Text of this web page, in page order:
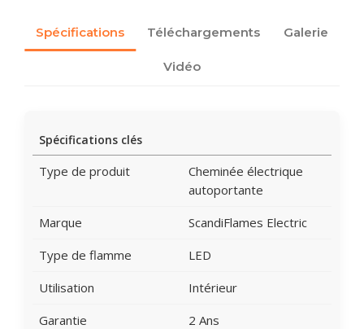
Spécifications Téléchargements Galerie
Vidéo
Spécifications clés
Type de produit
Cheminée électrique
autoportante
Marque
ScandiFlames Electric
Type de flamme
LED
Utilisation
Intérieur
Garantie
2 Ans